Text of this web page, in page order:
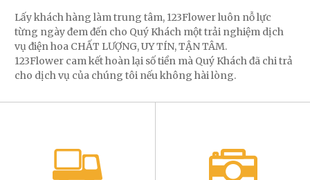
Lấy khách hàng làm trung tâm, 123Flower luôn nỗ lực
từng ngày đem đến cho Quý Khách một trải nghiệm dịch
vụ điện hoa CHẤT LƯỢNG, UY TÍN, TẬN TÂM.
123Flower cam kết hoàn lại số tiền mà Quý Khách đã chi trả
cho dịch vụ của chúng tôi nếu không hài lòng.